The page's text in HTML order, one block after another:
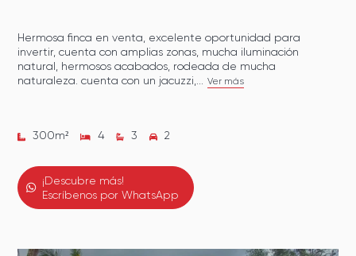
Hermosa finca en venta, excelente oportunidad para
invertir, cuenta con amplias zonas, mucha iluminación
natural, hermosos acabados, rodeada de mucha
naturaleza. cuenta con un jacuzzi,...
Ver más
300m² 4 3 2
¡Descubre más!
Escríbenos por WhatsApp